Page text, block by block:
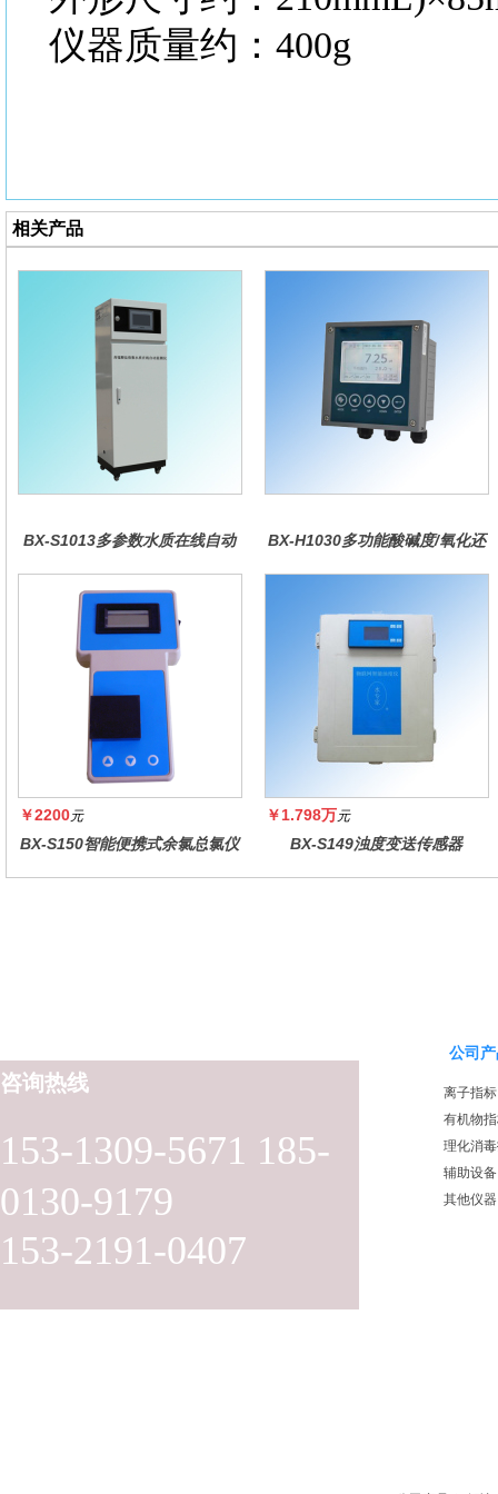
仪器质量约： 400g
相关产品
BX-S1013多参数水质在线自动
BX-H1030多功能酸碱度/氧化还
￥2200元
BX-S150智能便携式余氯总氯仪
￥1.798万元
BX-S149浊度变送传感器
153-1309-5671 185-
0130-9179
153-2191-0407
咨询热线
公司
离子指标
有机物
理化消
辅助设备
其他仪器